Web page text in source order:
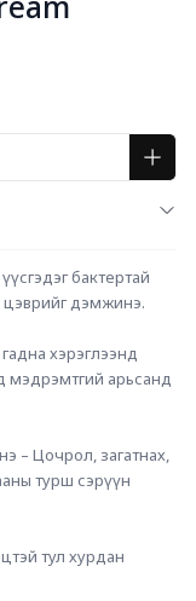
бактертай
цэврийг дэмжинэ.
хэрэглээнд
мэдрэмтгий арьсанд
– Цочрол, загатнах,
турш сэрүүн
тул хурдан